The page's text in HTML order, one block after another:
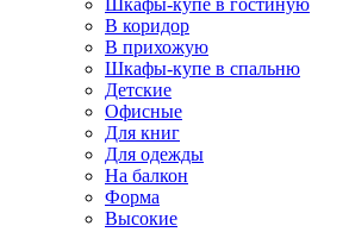
Шкафы-купе в гостиную
В коридор
В прихожую
Шкафы-купе в спальню
Детские
Офисные
Для книг
Для одежды
На балкон
Форма
Высокие